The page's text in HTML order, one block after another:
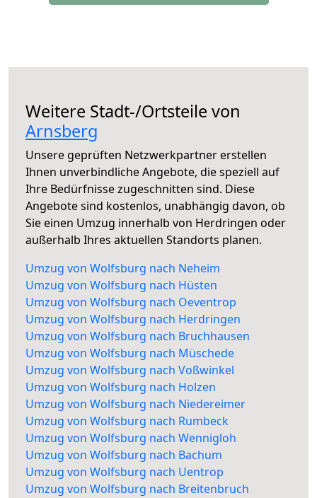
Weitere Stadt-/Ortsteile von
Arnsberg
Unsere geprüften Netzwerkpartner erstellen
Ihnen unverbindliche Angebote, die speziell auf
Ihre Bedürfnisse zugeschnitten sind. Diese
Angebote sind kostenlos, unabhängig davon, ob
Sie einen Umzug innerhalb von Herdringen oder
außerhalb Ihres aktuellen Standorts planen.
Umzug von Wolfsburg nach Neheim
Umzug von Wolfsburg nach Hüsten
Umzug von Wolfsburg nach Oeventrop
Umzug von Wolfsburg nach Herdringen
Umzug von Wolfsburg nach Bruchhausen
Umzug von Wolfsburg nach Müschede
Umzug von Wolfsburg nach Voßwinkel
Umzug von Wolfsburg nach Holzen
Umzug von Wolfsburg nach Niedereimer
Umzug von Wolfsburg nach Rumbeck
Umzug von Wolfsburg nach Wennigloh
Umzug von Wolfsburg nach Bachum
Umzug von Wolfsburg nach Uentrop
Umzug von Wolfsburg nach Breitenbruch